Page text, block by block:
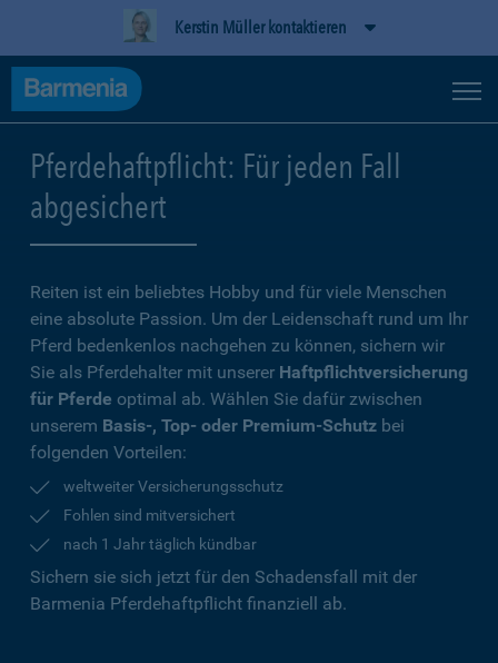
Kerstin Müller kontaktieren
Pferdehaftpflicht: Für jeden Fall
abgesichert
Reiten ist ein beliebtes Hobby und für viele Menschen
eine absolute Passion. Um der Leidenschaft rund um Ihr
Pferd bedenkenlos nachgehen zu können, sichern wir
Sie als Pferdehalter mit unserer Haftpflichtversicherung
für Pferde optimal ab. Wählen Sie dafür zwischen
unserem Basis-, Top- oder Premium-Schutz bei
folgenden Vorteilen:
weltweiter Versicherungsschutz
Fohlen sind mitversichert
nach 1 Jahr täglich kündbar
Sichern sie sich jetzt für den Schadensfall mit der
Barmenia Pferdehaftpflicht finanziell ab.